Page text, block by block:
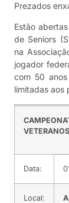
Prezados
Estão
de Seniors
na
jogador
com 50
limitadas aos
Data:
Local: